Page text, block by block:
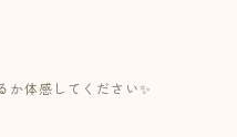
か体感してください✨⁡